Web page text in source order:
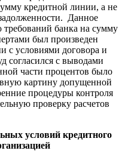
кредитной линии, а не
Данное
банка на сумму
был произведен
с условиями договора и
согласился с выводами
части процентов было
картину допущенной
процедуры контроля
проверку расчетов
условий кредитного